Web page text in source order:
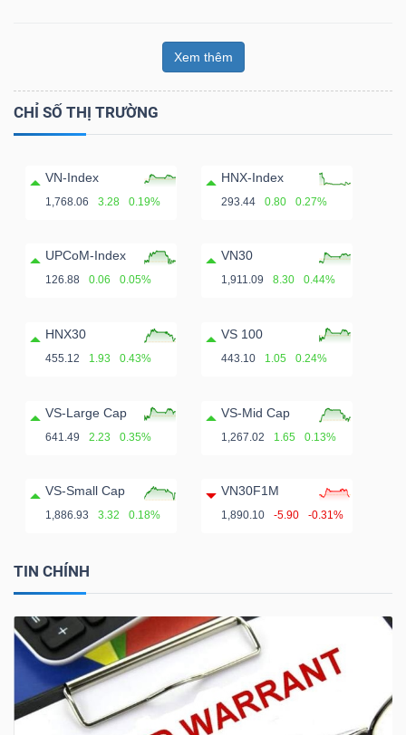
Xem thêm
CHỈ SỐ THỊ TRƯỜNG
VN-Index
1,768.06 3.28 0.19%
HNX-Index
293.44 0.80 0.27%
UPCoM-Index
126.88 0.06 0.05%
VN30
1,911.09 8.30 0.44%
HNX30
455.12 1.93 0.43%
VS 100
443.10 1.05 0.24%
VS-Large Cap
641.49 2.23 0.35%
VS-Mid Cap
1,267.02 1.65 0.13%
VS-Small Cap
1,886.93 3.32 0.18%
VN30F1M
1,890.10 -5.90 -0.31%
TIN CHÍNH
Thuật
ngữ
Đào
Sách
Công
đầu